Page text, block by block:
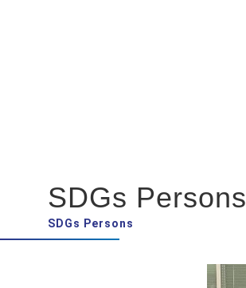
SDGs Persons
SDGs Persons